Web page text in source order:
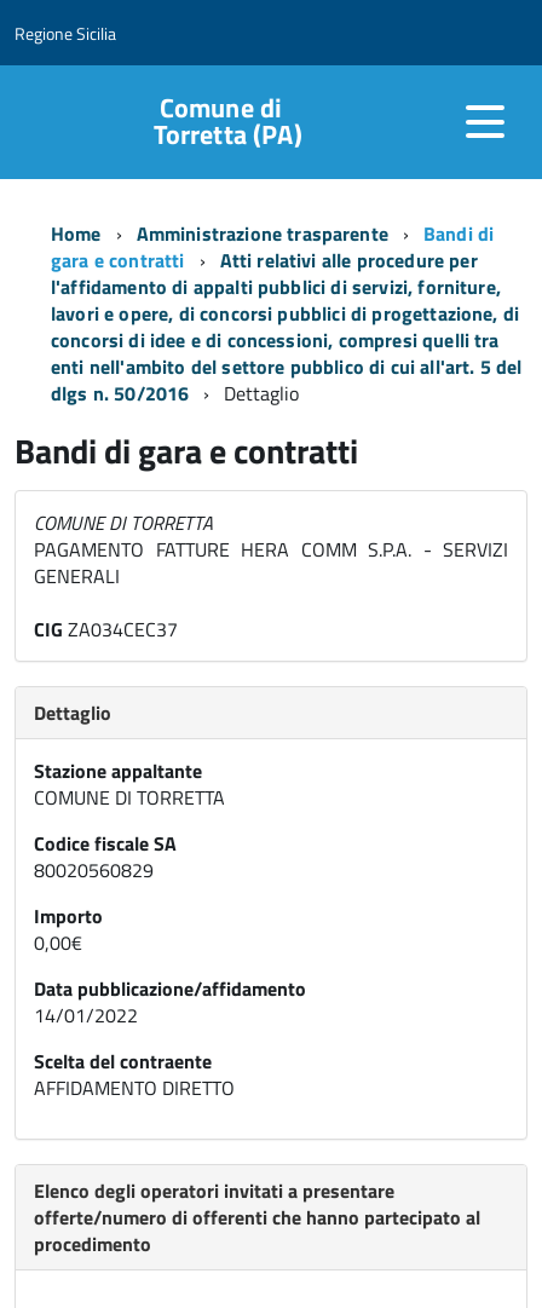
Regione Sicilia
Comune di
Torretta (PA)
Home Amministrazione trasparente
Bandi di
gara e contratti
Atti relativi alle procedure per
l'affidamento di appalti pubblici di servizi, forniture,
lavori e opere, di concorsi pubblici di progettazione, di
concorsi di idee e di concessioni, compresi quelli tra
enti nell'ambito del settore pubblico di cui all'art. 5 del
dlgs n. 50/2016
Dettaglio
Bandi di gara e contratti
COMUNE DI TORRETTA
PAGAMENTO FATTURE HERA COMM S.P.A. - SERVIZI
GENERALI
CIG ZA034CEC37
Dettaglio
Stazione appaltante
COMUNE DI TORRETTA
Codice fiscale SA
80020560829
Importo
0,00€
Data pubblicazione/affidamento
14/01/2022
Scelta del contraente
AFFIDAMENTO DIRETTO
Elenco degli operatori invitati a presentare
offerte/numero di offerenti che hanno partecipato al
procedimento